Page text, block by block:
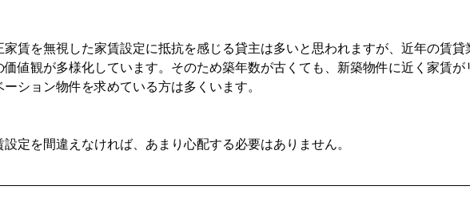
家賃を無視した家賃設定に抵抗を感じる貸主は多いと思われますが、近年の賃貸
価値観が多様化しています。そのため築年数が古くても、新築物件に近く家賃
ーション物件を求めている方は多くいます。
設定を間違えなければ、あまり心配する必要はありません。